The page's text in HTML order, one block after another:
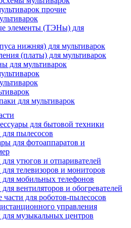
прочие
элементы (ТЭНы) для
нижняя) для мультиварок
(платы) для мультиварок
для мультиварок
для мультиварок
для бытовой техники
для пылесосов
для фотоаппаратов и
для утюгов и отпаривателей
для телевизоров и мониторов
для мобильных телефонов
для вентиляторов и обогревателей
части для роботов-пылесосов
управления
для музыкальных центров